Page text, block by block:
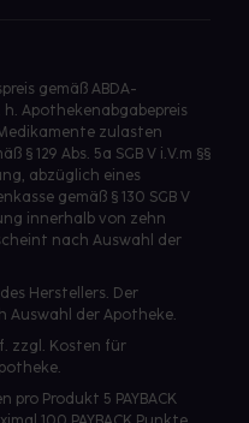
gemäß ABDA-
Apothekenabgabepreis
zulasten
§ 129 Abs. 5a SGB V i.V.m §§
abzüglich eines
gemäß § 130 SGB V
innerhalb von zehn
nach Auswahl der
Herstellers. Der
Auswahl der Apotheke.
zzgl. Kosten für
pro Produkt 5 PAYBACK